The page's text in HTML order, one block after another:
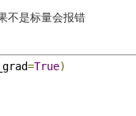
不是标量会报错
=True)